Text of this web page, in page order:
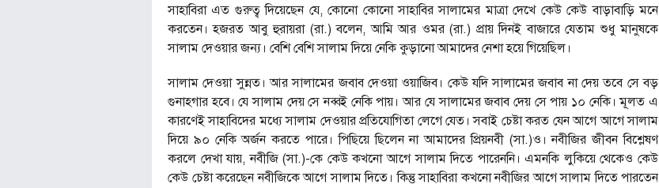
সাহাবিরা এত গুরুত্ব দিয়েছেন যে, কোনো কোনো সাহাবির সালামের মাত্রা দেখে কেউ কেউ বাড়াবাড়ি মনে
করতেন। হজরত আবু হুরায়রা (রা.) বলেন, আমি আর ওমর (রা.) প্রায় দিনই বাজারে যেতাম শুধু মানুষকে
সালাম দেওয়ার জন্য। বেশি বেশি সালাম দিয়ে নেকি কুড়ানো আমাদের নেশা হয়ে গিয়েছিল।
সালাম দেওয়া সুন্নত। আর সালামের জবাব দেওয়া ওয়াজিব। কেউ যদি সালামের জবাব না দেয় তবে সে বড়
গুনাহগার হবে। যে সালাম দেয় সে নব্বই নেকি পায়। আর যে সালামের জবাব দেয় সে পায় ১০ নেকি। মূলত এ
কারণেই সাহাবিদের মধ্যে সালাম দেওয়ার প্রতিযোগিতা লেগে যেত। সবাই চেষ্টা করত যেন আগে আগে সালাম
দিয়ে ৯০ নেকি অর্জন করতে পারে। পিছিয়ে ছিলেন না আমাদের প্রিয়নবী (সা.)ও। নবীজির জীবন বিশ্লেষণ
করলে দেখা যায়, নবীজি (সা.)-কে কেউ কখনো আগে সালাম দিতে পারেননি। এমনকি লুকিয়ে থেকেও কেউ
কেউ চেষ্টা করেছেন নবীজিকে আগে সালাম দিতে। কিন্তু সাহাবিরা কখনো নবীজির আগে সালাম দিতে পারতেন